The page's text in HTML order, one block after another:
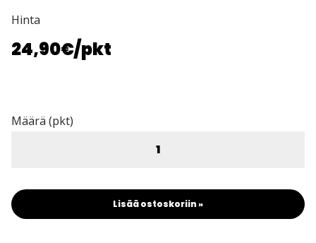
Hinta
24,90€/pkt
Määrä (pkt)
Lisää ostoskoriin »